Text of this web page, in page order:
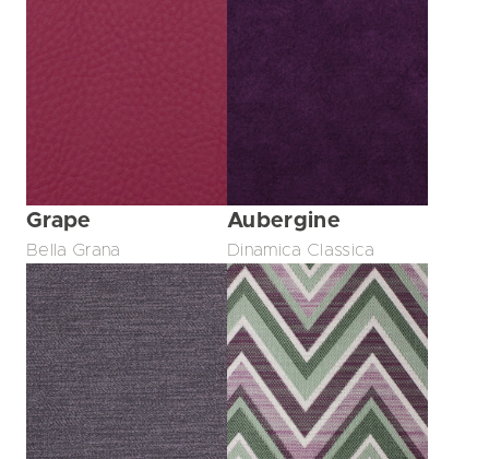
Grape
Bella Grana
Aubergine
Dinamica Classica